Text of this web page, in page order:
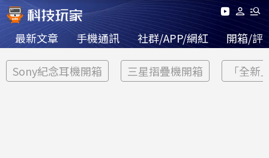
最新文章 手機通訊 社群/APP/網紅 開箱/評
Sony紀念耳機開箱 三星摺疊機開箱 「全新